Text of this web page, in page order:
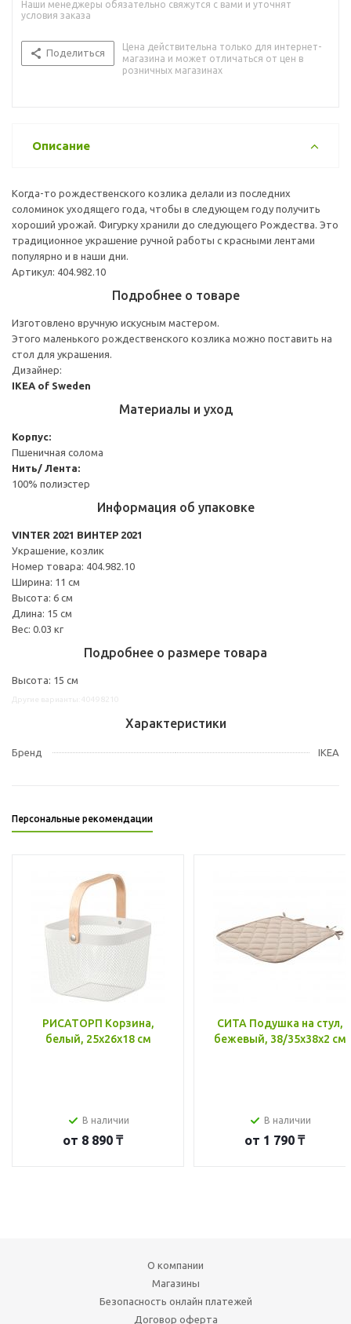
Наши менеджеры обязательно свяжутся с вами и уточнят
условия заказа
Поделиться
Цена действительна только для интернет-
магазина и может отличаться от цен в
розничных магазинах
Описание
Когда-то рождественского козлика делали из последних
соломинок уходящего года, чтобы в следующем году получить
хороший урожай. Фигурку хранили до следующего Рождества. Это
традиционное украшение ручной работы с красными лентами
популярно и в наши дни.
Артикул: 404.982.10
Подробнее о товаре
Изготовлено вручную искусным мастером.
Этого маленького рождественского козлика можно поставить на
стол для украшения.
Дизайнер:
IKEA of Sweden
Материалы и уход
Корпус:
Пшеничная солома
Нить/ Лента:
100% полиэстер
Информация об упаковке
VINTER 2021 ВИНТЕР 2021
Украшение, козлик
Номер товара: 404.982.10
Ширина: 11 см
Высота: 6 см
Длина: 15 см
Вес: 0.03 кг
Подробнее о размере товара
Высота: 15 см
Характеристики
Бренд IKEA
Персональные рекомендации
РИСАТОРП Корзина,
белый, 25x26x18 см
В наличии
от 8 890 ₸
СИТА Подушка на стул,
бежевый, 38/35x38x2 см
В наличии
от 1 790 ₸
О компании
Магазины
Безопасность онлайн платежей
Договор оферта